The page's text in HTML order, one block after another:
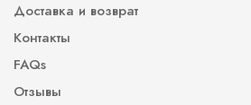
Доставка и возврат
Контакты
FAQs
Отзывы